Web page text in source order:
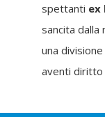
spettanti ex
sancita dalla
una
aventi diritto